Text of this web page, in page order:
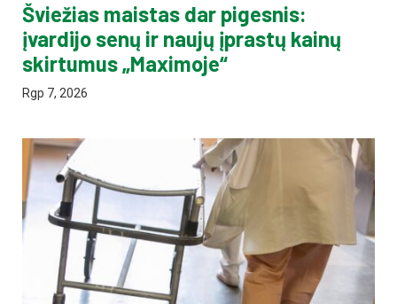
Šviežias maistas dar pigesnis:
įvardijo senų ir naujų įprastų kainų
skirtumus „Maximoje“
Rgp 7, 2026